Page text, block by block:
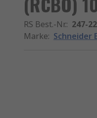
RS Best.-Nr.: 247-
Marke: Schneider